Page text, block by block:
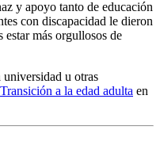
y apoyo tanto de educación
con discapacidad le dieron
más orgullosos de
universidad u otras
Transición a la edad adulta en